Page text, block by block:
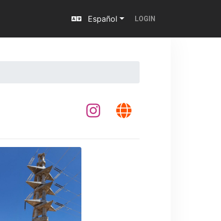
Español LOGIN